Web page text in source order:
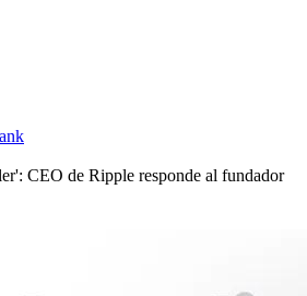
CEO de Ripple responde al fundador